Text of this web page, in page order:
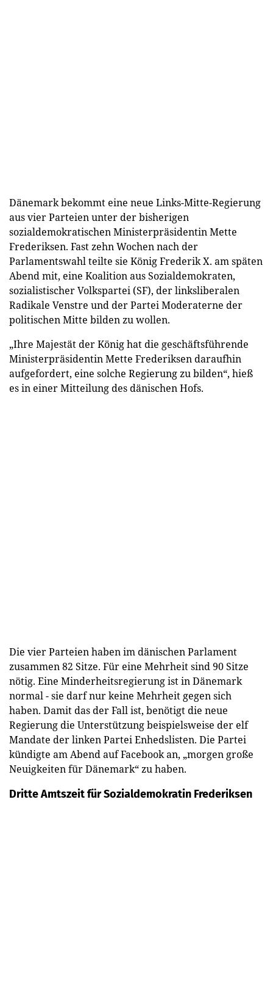
Dänemark bekommt eine neue Links-Mitte-Regierung
aus vier Parteien unter der bisherigen
sozialdemokratischen Ministerpräsidentin Mette
Frederiksen. Fast zehn Wochen nach der
Parlamentswahl teilte sie König Frederik X. am späten
Abend mit, eine Koalition aus Sozialdemokraten,
sozialistischer Volkspartei (SF), der linksliberalen
Radikale Venstre und der Partei Moderaterne der
politischen Mitte bilden zu wollen.
„Ihre Majestät der König hat die geschäftsführende
Ministerpräsidentin Mette Frederiksen daraufhin
aufgefordert, eine solche Regierung zu bilden“, hieß
es in einer Mitteilung des dänischen Hofs.
Die vier Parteien haben im dänischen Parlament
zusammen 82 Sitze. Für eine Mehrheit sind 90 Sitze
nötig. Eine Minderheitsregierung ist in Dänemark
normal - sie darf nur keine Mehrheit gegen sich
haben. Damit das der Fall ist, benötigt die neue
Regierung die Unterstützung beispielsweise der elf
Mandate der linken Partei Enhedslisten. Die Partei
kündigte am Abend auf Facebook an, „morgen große
Neuigkeiten für Dänemark“ zu haben.
Dritte Amtszeit für Sozialdemokratin Frederiksen